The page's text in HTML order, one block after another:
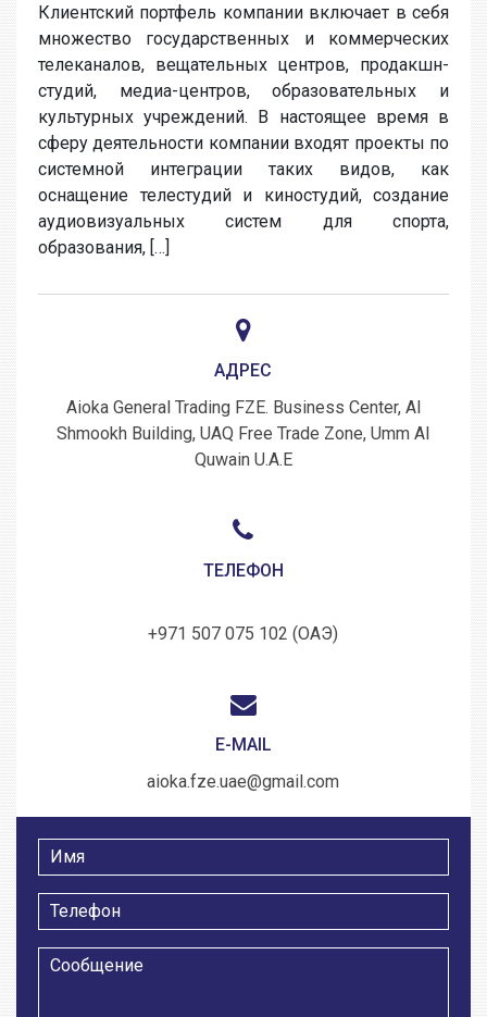
Клиентский портфель компании включает в себя
множество государственных и коммерческих
телеканалов, вещательных центров, продакшн-
студий, медиа-центров, образовательных и
культурных учреждений. В настоящее время в
сферу деятельности компании входят проекты по
системной интеграции таких видов, как
оснащение телестудий и киностудий, создание
аудиовизуальных систем для спорта,
образования, […]
АДРЕС
Aioka General Trading FZE. Business Center, Al
Shmookh Building, UAQ Free Trade Zone, Umm Al
Quwain U.A.E
ТЕЛЕФОН
+971 507 075 102 (ОАЭ)
E-MAIL
aioka.fze.uae@gmail.com